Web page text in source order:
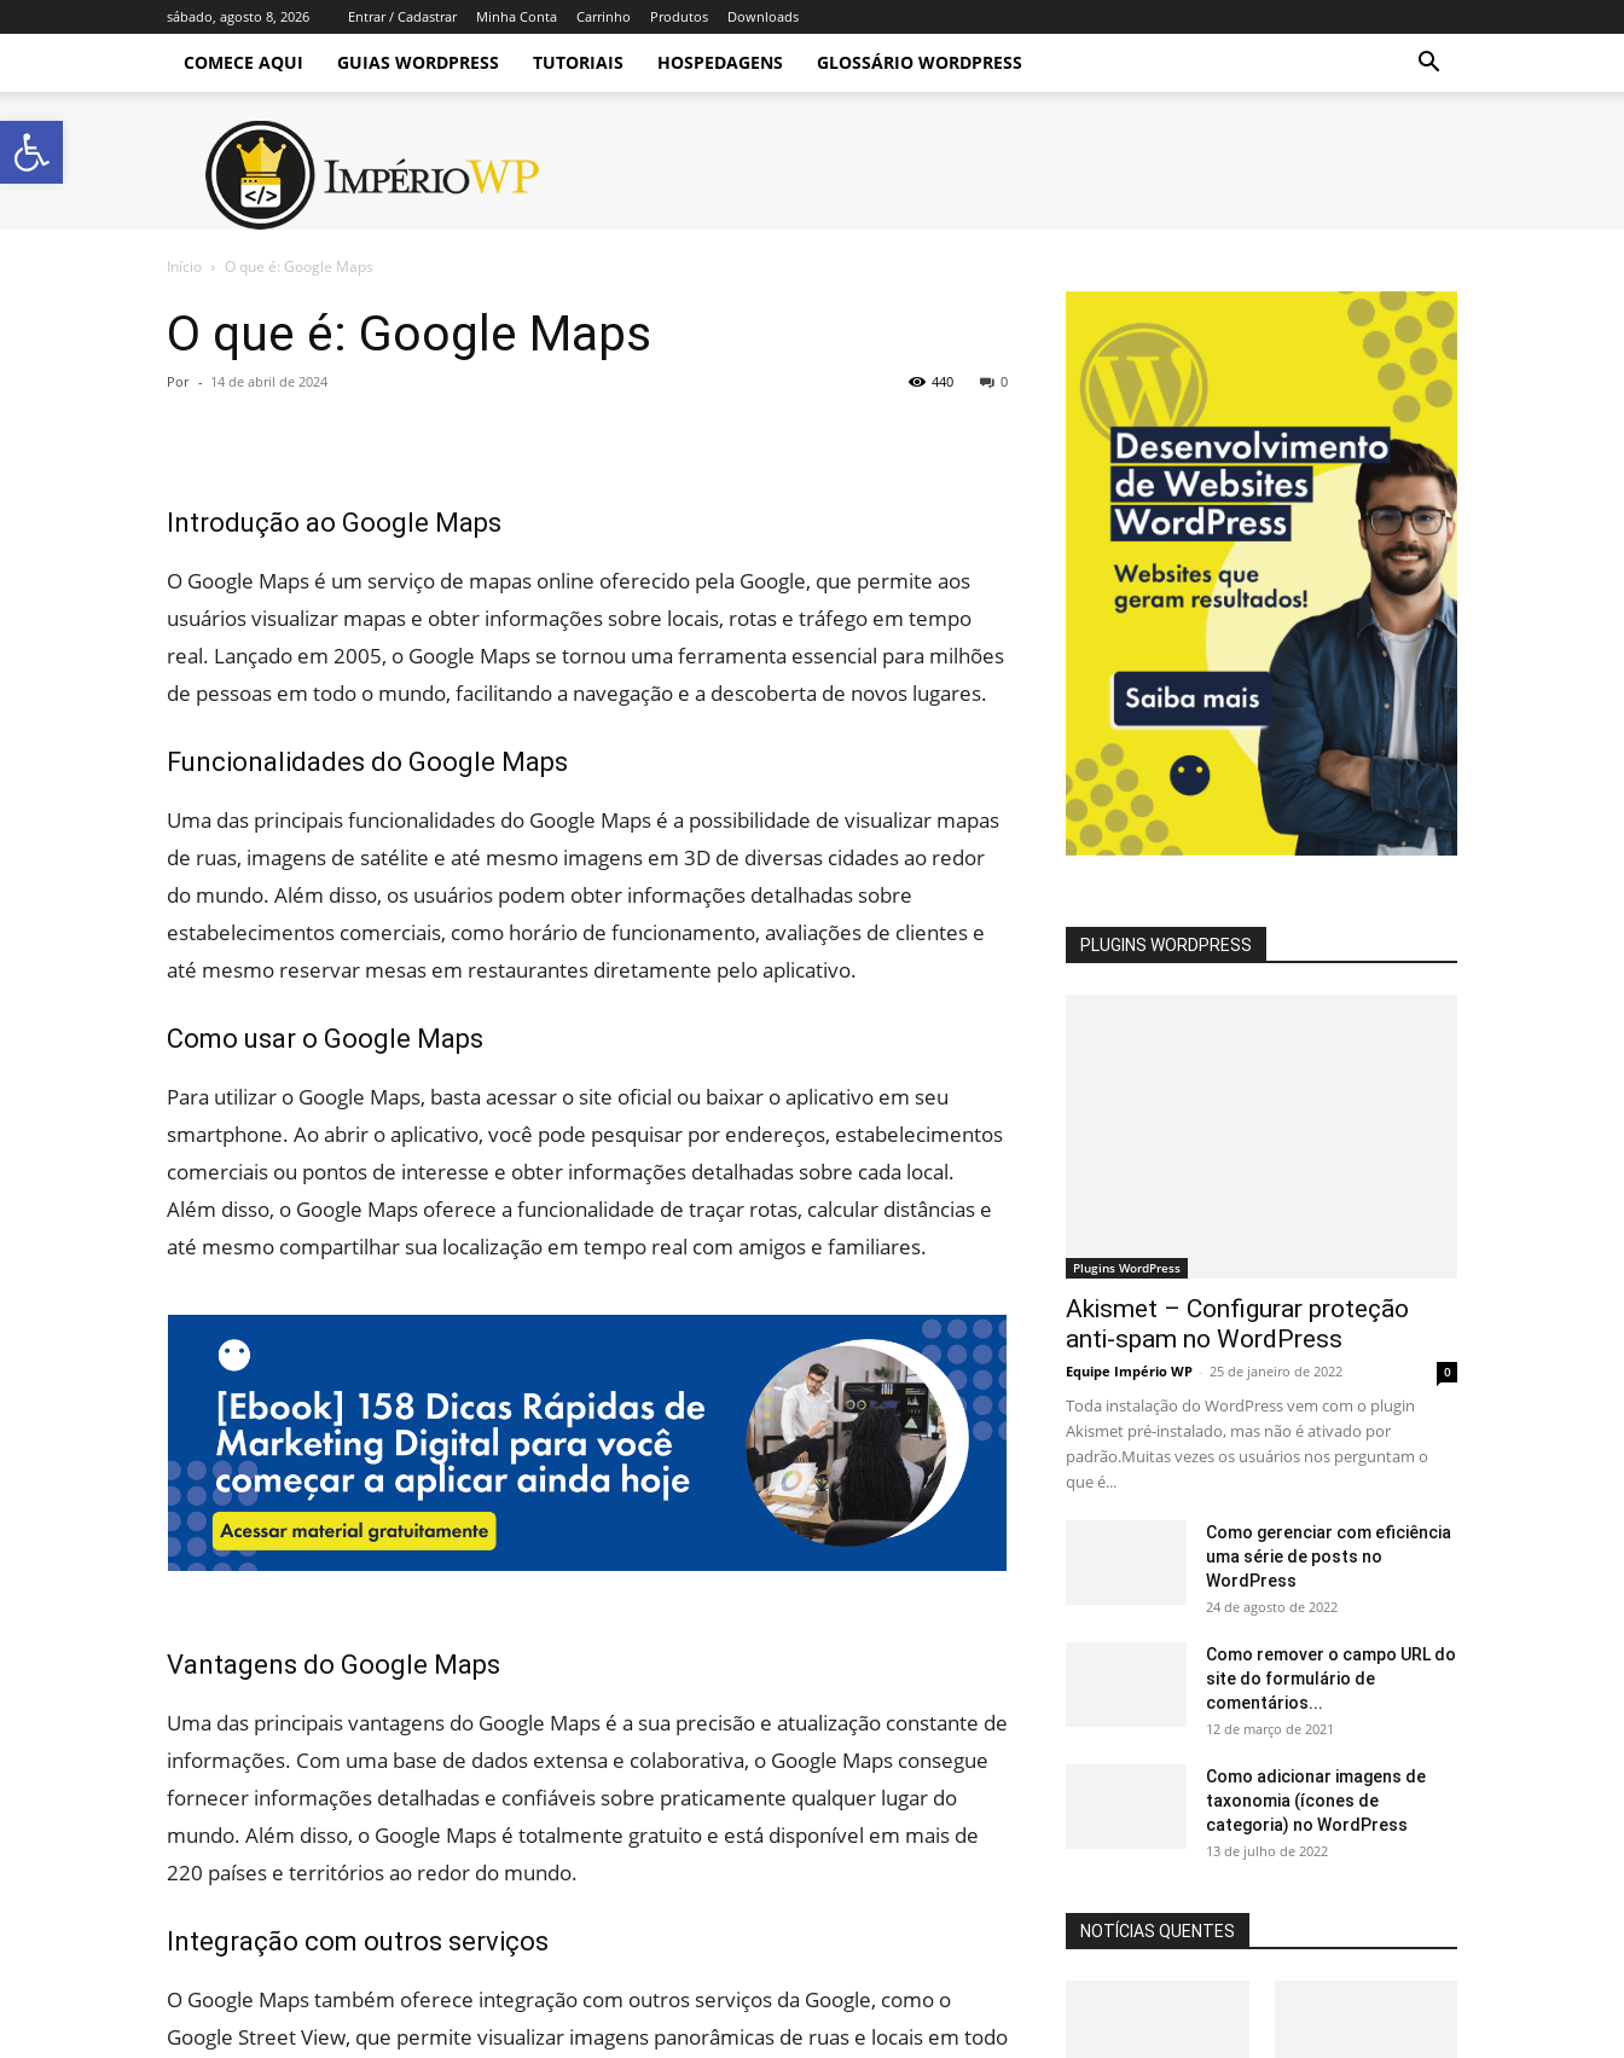
sábado, agosto 8, 2026 Entrar / Cadastrar Minha Conta Carrinho Produtos Downloads
COMECE AQUI GUIAS WORDPRESS TUTORIAIS HOSPEDAGENS GLOSSÁRIO WORDPRESS
Império
WordPress
Início O que é: Google Maps
O que é: Google Maps
Por - 14 de abril de 2024 0
440
Introdução ao Google Maps
O Google Maps é um serviço de mapas online oferecido pela Google, que permite aos
usuários visualizar mapas e obter informações sobre locais, rotas e tráfego em tempo
real. Lançado em 2005, o Google Maps se tornou uma ferramenta essencial para milhões
de pessoas em todo o mundo, facilitando a navegação e a descoberta de novos lugares.
Funcionalidades do Google Maps
Uma das principais funcionalidades do Google Maps é a possibilidade de visualizar mapas
de ruas, imagens de satélite e até mesmo imagens em 3D de diversas cidades ao redor
do mundo. Além disso, os usuários podem obter informações detalhadas sobre
estabelecimentos comerciais, como horário de funcionamento, avaliações de clientes e
até mesmo reservar mesas em restaurantes diretamente pelo aplicativo.
Como usar o Google Maps
Para utilizar o Google Maps, basta acessar o site oficial ou baixar o aplicativo em seu
smartphone. Ao abrir o aplicativo, você pode pesquisar por endereços, estabelecimentos
comerciais ou pontos de interesse e obter informações detalhadas sobre cada local.
Além disso, o Google Maps oferece a funcionalidade de traçar rotas, calcular distâncias e
até mesmo compartilhar sua localização em tempo real com amigos e familiares.
Vantagens do Google Maps
Uma das principais vantagens do Google Maps é a sua precisão e atualização constante de
informações. Com uma base de dados extensa e colaborativa, o Google Maps consegue
fornecer informações detalhadas e confiáveis sobre praticamente qualquer lugar do
mundo. Além disso, o Google Maps é totalmente gratuito e está disponível em mais de
220 países e territórios ao redor do mundo.
Integração com outros serviços
O Google Maps também oferece integração com outros serviços da Google, como o
Google Street View, que permite visualizar imagens panorâmicas de ruas e locais em todo
PLUGINS WORDPRESS
Plugins WordPress
Akismet – Configurar proteção
anti-spam no WordPress
Equipe Império WP - 25 de janeiro de 2022 0
Toda instalação do WordPress vem com o plugin
Akismet pré-instalado, mas não é ativado por
padrão.Muitas vezes os usuários nos perguntam o
que é...
Como gerenciar com eficiência
uma série de posts no
WordPress
24 de agosto de 2022
Como remover o campo URL do
site do formulário de
comentários...
12 de março de 2021
Como adicionar imagens de
taxonomia (ícones de
categoria) no WordPress
13 de julho de 2022
NOTÍCIAS QUENTES
Abrir a barra de ferramentas